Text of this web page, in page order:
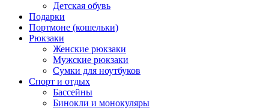
Детская обувь
Подарки
Портмоне (кошельки)
Рюкзаки
Женские рюкзаки
Мужские рюкзаки
Сумки для ноутбуков
Спорт и отдых
Бассейны
Бинокли и монокуляры